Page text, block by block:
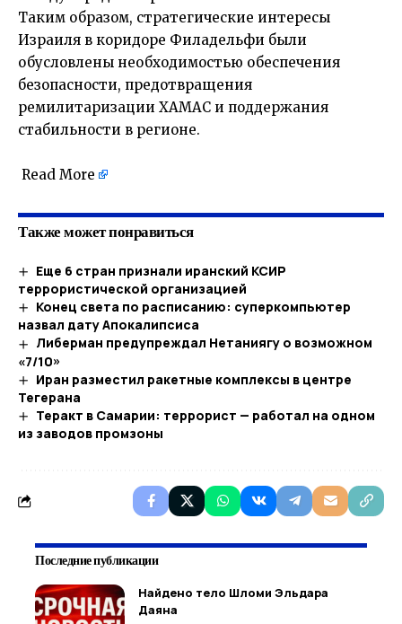
Таким образом, стратегические интересы
Израиля в коридоре Филадельфи были
обусловлены необходимостью обеспечения
безопасности, предотвращения
ремилитаризации ХАМАС и поддержания
стабильности в регионе.
Read More
Также может понравиться
Еще 6 стран признали иранский КСИР
террористической организацией
Конец света по расписанию: суперкомпьютер
назвал дату Апокалипсиса
Либерман предупреждал Нетаниягу о возможном
«7/10»
Иран разместил ракетные комплексы в центре
Тегерана
Теракт в Самарии: террорист — работал на одном
из заводов промзоны
Последние публикации
Найдено тело Шломи Эльдара
Даяна